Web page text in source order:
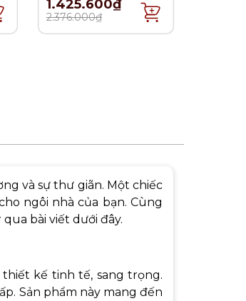
380ml
1.425.600₫
2.376.000₫
và sự thư giãn. Một chiếc
ngôi nhà của bạn. Cùng
bài viết dưới đây.
kế tinh tế, sang trọng.
Sản phẩm này mang đến